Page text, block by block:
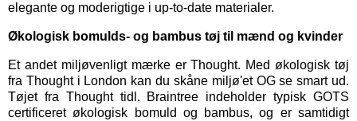
elegante og moderigtige i up-to-date materialer.
Økologisk bomulds- og bambus tøj til mænd og kvinder
Et andet miljøvenligt mærke erThought. Med økologisk tøj
fra Thought i London kan du skåne miljø'et OG se smart ud.
Tøjet fra Thought tidl. Braintree indeholder typisk GOTS
certificeret økologisk bomuld og bambus, og er samtidigt